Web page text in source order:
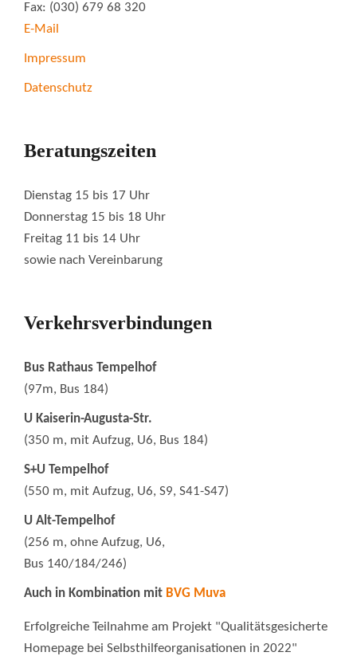
Fax: (030) 679 68 320
E-Mail
Impressum
Datenschutz
Beratungszeiten
Dienstag 15 bis 17 Uhr
Donnerstag 15 bis 18 Uhr
Freitag 11 bis 14 Uhr
sowie nach Vereinbarung
Verkehrsverbindungen
Bus Rathaus Tempelhof
(97m, Bus 184)
U Kaiserin-Augusta-Str.
(350 m, mit Aufzug, U6, Bus 184)
S+U Tempelhof
(550 m, mit Aufzug, U6, S9, S41-S47)
U Alt-Tempelhof
(256 m, ohne Aufzug, U6,
Bus 140/184/246)
Auch in Kombination mit BVG Muva
Erfolgreiche Teilnahme am Projekt "Qualitätsgesicherte
Homepage bei Selbsthilfeorganisationen in 2022"